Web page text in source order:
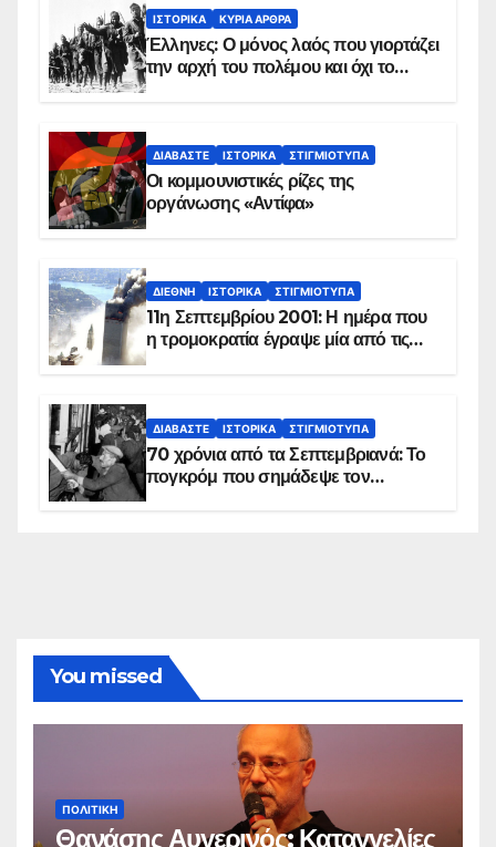
ΙΣΤΟΡΙΚΆ ΚΥΡΙΑ ΑΡΘΡΑ
Έλληνες: Ο μόνος λαός που γιορτάζει
την αρχή του πολέμου και όχι το
ΔΙΑΒΆΣΤΕ ΙΣΤΟΡΙΚΆ ΣΤΙΓΜΙΌΤΥΠΑ
Οι κομμουνιστικές ρίζες της
οργάνωσης «Αντίφα»
ΔΙΕΘΝΉ ΙΣΤΟΡΙΚΆ ΣΤΙΓΜΙΌΤΥΠΑ
11η Σεπτεμβρίου 2001: Η ημέρα που
η τρομοκρατία έγραψε μία από τις
ΔΙΑΒΆΣΤΕ ΙΣΤΟΡΙΚΆ ΣΤΙΓΜΙΌΤΥΠΑ
70 χρόνια από τα Σεπτεμβριανά: Το
πογκρόμ που σημάδεψε τον
You missed
ΠΟΛΙΤΙΚΉ
Θανάσης Αυγερινός: Καταγγελίες